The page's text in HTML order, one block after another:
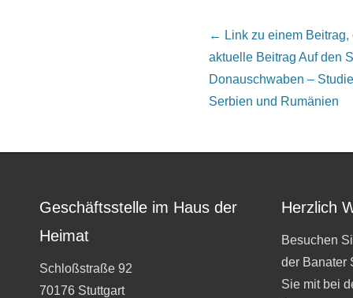
Beitrags Übersicht
← Link zu einem Beitrag,
aktuelle Beitrag Auf den
Donauschwaben –
Serbien und Rumänien
Geschäftsstelle im Haus der
Heimat
Schloßstraße 92
70176 Stuttgart
Herzlich
Besuchen
der Banater
Sie mit bei